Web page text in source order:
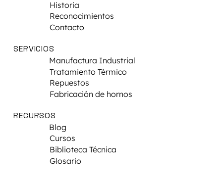
Historia
Reconocimientos
Contacto
SERVICIOS
Manufactura Industrial
Tratamiento Térmico
Repuestos
Fabricación de hornos
RECURSOS
Blog
Cursos
Biblioteca Técnica
Glosario